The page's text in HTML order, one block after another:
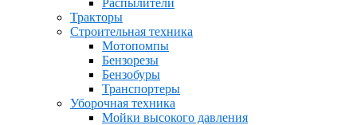
Тракторы
Строительная техника
Мотопомпы
Бензорезы
Бензобуры
Транспортеры
Уборочная техника
Мойки высокого давления